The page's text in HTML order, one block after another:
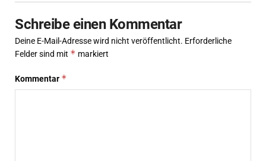
Schreibe einen Kommentar
Deine E-Mail-Adresse wird nicht veröffentlicht. Erforderliche
Felder sind mit * markiert
Kommentar *